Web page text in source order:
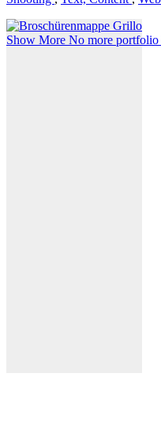
Show More No more portfolio